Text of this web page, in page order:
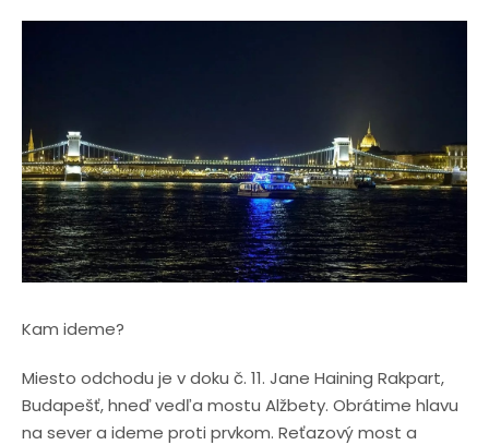
Kam ideme?
Miesto odchodu je v doku č. 11. Jane Haining Rakpart,
Budapešť, hneď vedľa mostu Alžbety. Obrátime hlavu
na sever a ideme proti prvkom. Reťazový most a